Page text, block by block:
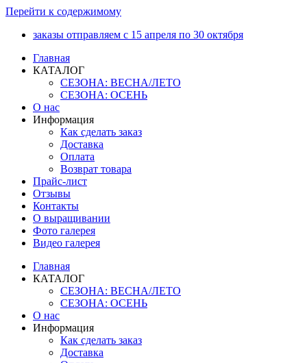
Перейти к содержимому
заказы отправляем с 15 апреля по 30 октября
Главная
КАТАЛОГ
СЕЗОНА: ВЕСНА/ЛЕТО
СЕЗОНА: ОСЕНЬ
О нас
Информация
Как сделать заказ
Доставка
Оплата
Возврат товара
Прайс-лист
Отзывы
Контакты
О выращивании
Фото галерея
Видео галерея
Главная
КАТАЛОГ
СЕЗОНА: ВЕСНА/ЛЕТО
СЕЗОНА: ОСЕНЬ
О нас
Информация
Как сделать заказ
Доставка